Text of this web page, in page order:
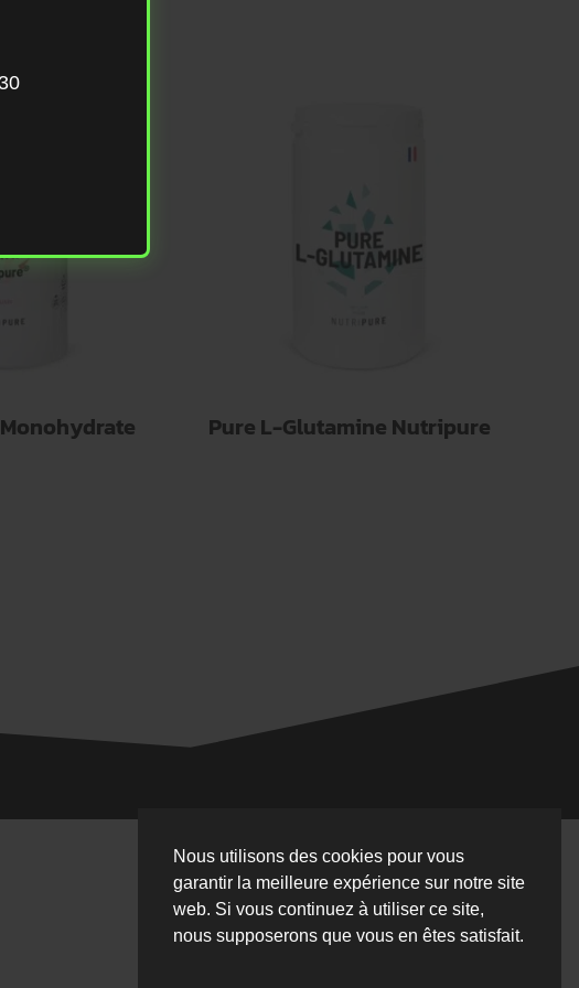
Pure L-Glutamine Nutripure
Nous utilisons des cookies pour vous
garantir la meilleure expérience sur notre site
web. Si vous continuez à utiliser ce site,
nous supposerons que vous en êtes satisfait.